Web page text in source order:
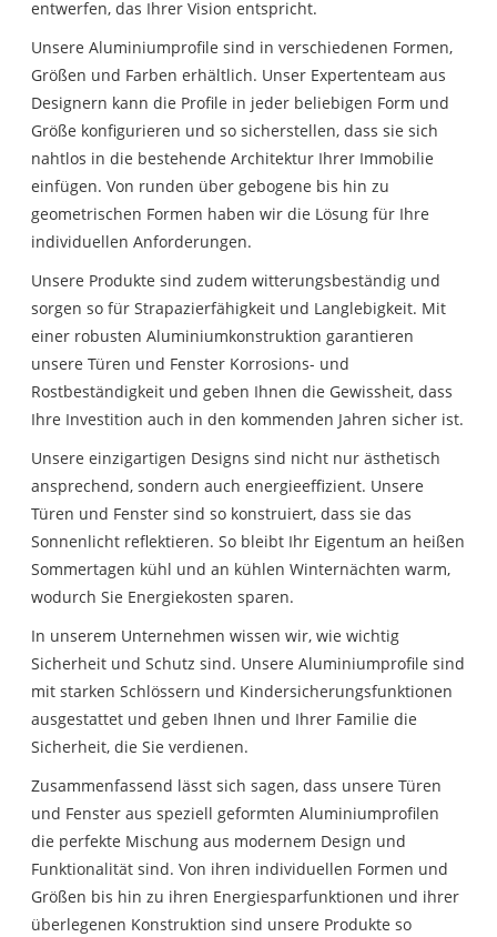
entwerfen, das Ihrer Vision entspricht.
Unsere Aluminiumprofile sind in verschiedenen Formen,
Größen und Farben erhältlich. Unser Expertenteam aus
Designern kann die Profile in jeder beliebigen Form und
Größe konfigurieren und so sicherstellen, dass sie sich
nahtlos in die bestehende Architektur Ihrer Immobilie
einfügen. Von runden über gebogene bis hin zu
geometrischen Formen haben wir die Lösung für Ihre
individuellen Anforderungen.
Unsere Produkte sind zudem witterungsbeständig und
sorgen so für Strapazierfähigkeit und Langlebigkeit. Mit
einer robusten Aluminiumkonstruktion garantieren
unsere Türen und Fenster Korrosions- und
Rostbeständigkeit und geben Ihnen die Gewissheit, dass
Ihre Investition auch in den kommenden Jahren sicher ist.
Unsere einzigartigen Designs sind nicht nur ästhetisch
ansprechend, sondern auch energieeffizient. Unsere
Türen und Fenster sind so konstruiert, dass sie das
Sonnenlicht reflektieren. So bleibt Ihr Eigentum an heißen
Sommertagen kühl und an kühlen Winternächten warm,
wodurch Sie Energiekosten sparen.
In unserem Unternehmen wissen wir, wie wichtig
Sicherheit und Schutz sind. Unsere Aluminiumprofile sind
mit starken Schlössern und Kindersicherungsfunktionen
ausgestattet und geben Ihnen und Ihrer Familie die
Sicherheit, die Sie verdienen.
Zusammenfassend lässt sich sagen, dass unsere Türen
und Fenster aus speziell geformten Aluminiumprofilen
die perfekte Mischung aus modernem Design und
Funktionalität sind. Von ihren individuellen Formen und
Größen bis hin zu ihren Energiesparfunktionen und ihrer
überlegenen Konstruktion sind unsere Produkte so